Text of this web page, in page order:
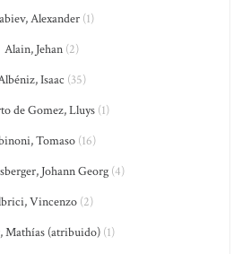
Alexander (1)
Alain, Jehan(2)
Isaac (35)
de Gomez, Lluys(1)
Tomaso(16)
Johann Georg (4)
Vincenzo(2)
Mathías (atribuido) (1)